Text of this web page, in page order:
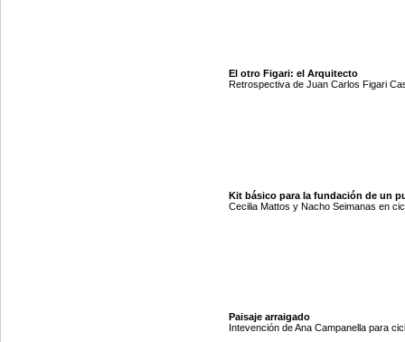
El otro Figari: el Arquitecto
Retrospectiva de Juan Carlos Figari
Kit básico para la fundación de un
Cecilia Mattos y Nacho Seimanas en
Paisaje arraigado
Intevención de Ana Campanella para